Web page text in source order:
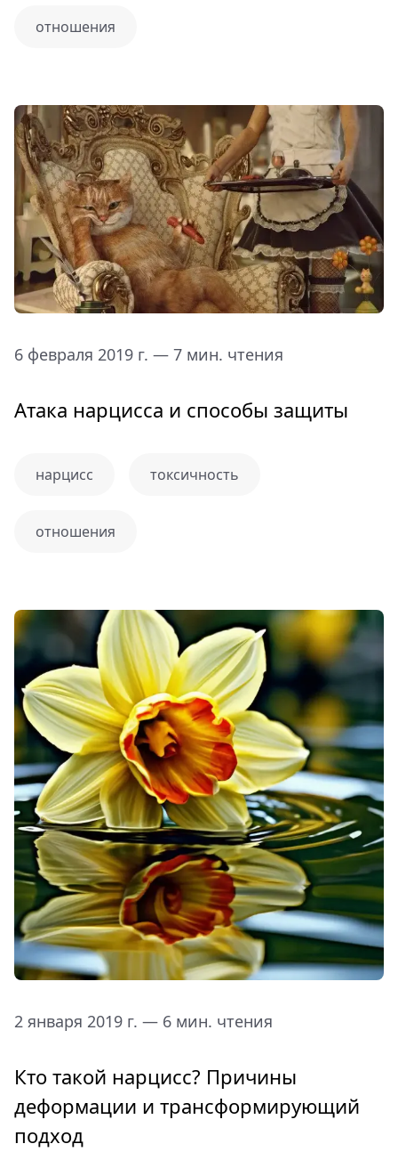
отношения
6 февраля 2019 г. — 7 мин. чтения
Атака нарцисса и способы защиты
нарцисс токсичность
отношения
2 января 2019 г. — 6 мин. чтения
Кто такой нарцисс? Причины
деформации и трансформирующий
подход